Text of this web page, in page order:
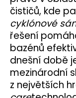
čističů, kde
cyklónové
řešení
bazénů
dnešní době
mezinárodní
z největších